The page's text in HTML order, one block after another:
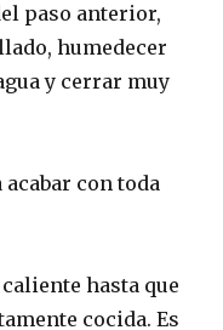
paso anterior,
humedecer
y cerrar muy
con toda
hasta que
cocida. Es